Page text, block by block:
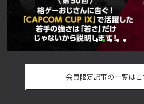
悟を決めたカワノ選手の攻略を
格闘ゲーマーのゲンバから！ 第49
会員限定記事の一覧はこ